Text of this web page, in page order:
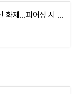
한가인 피어싱 스타일 변신 화제…피어싱 시 주의할 점은?